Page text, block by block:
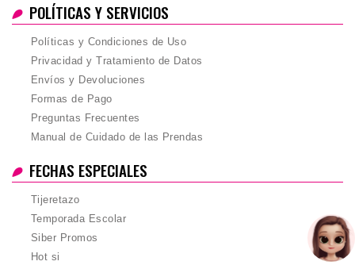
POLÍTICAS Y SERVICIOS
Políticas y Condiciones de Uso
Privacidad y Tratamiento de Datos
Envíos y Devoluciones
Formas de Pago
Preguntas Frecuentes
Manual de Cuidado de las Prendas
FECHAS ESPECIALES
Tijeretazo
Temporada Escolar
Siber Promos
Hot si